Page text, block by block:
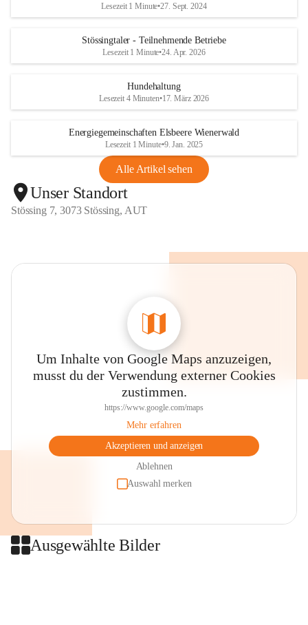
Lesezeit 1 Minute•27. Sept. 2024
Stössingtaler - Teilnehmende Betriebe
Lesezeit 1 Minute•24. Apr. 2026
Hundehaltung
Lesezeit 4 Minuten•17. März 2026
Energiegemeinschaften Elsbeere Wienerwald
Lesezeit 1 Minute•9. Jan. 2025
Alle Artikel sehen
Unser Standort
Stössing 7, 3073 Stössing, AUT
Um Inhalte von Google Maps anzuzeigen,
musst du der Verwendung externer Cookies
zustimmen.
https://www.google.com/maps
Mehr erfahren
Akzeptieren und anzeigen
Ablehnen
Auswahl merken
Ausgewählte Bilder